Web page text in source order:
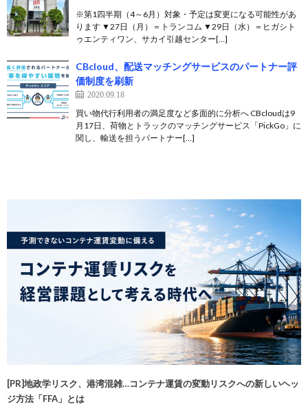
※第1四半期（4～6月）対象・予定は変更になる可能性があ
ります ▼27日（月）＝トランコム ▼29日（水）＝ヒガシト
ゥエンティワン、サカイ引越センター[…]
CBcloud、配送マッチングサービスのパートナー評
価制度を刷新
2020.09.18
買い物代行利用者の満足度など多面的に分析へ CBcloudは9
月17日、荷物とトラックのマッチングサービス「PickGo」に
関し、輸送を担うパートナー[…]
[PR]地政学リスク、港湾混雑…コンテナ運賃の変動リスクへの新しいヘッ
ジ方法「FFA」とは